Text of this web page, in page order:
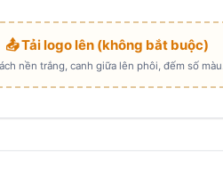
📤 Tải logo lên (không bắt buộc)
nền trắng, canh giữa lên phôi, đếm số